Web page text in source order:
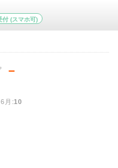
付 (スマホ可)
－
:10